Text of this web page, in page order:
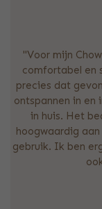
"Voor mijn
comfortabel en
precies dat
ontspannen in
in huis. Het
hoogwaardig
gebruik. Ik ben